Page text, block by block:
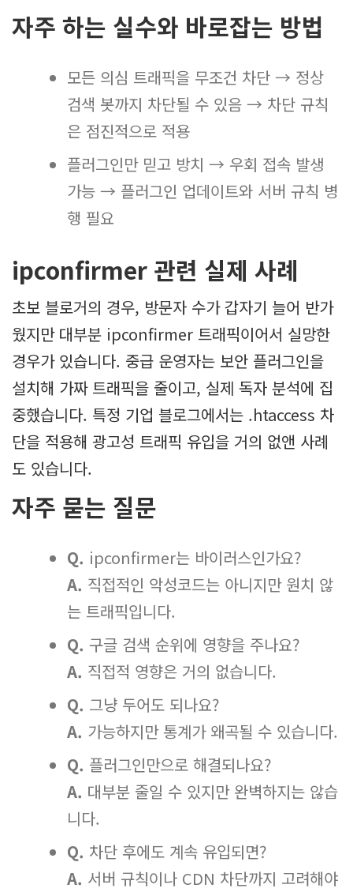
자주 하는 실수와 바로잡는 방법
모든 의심 트래픽을 무조건 차단 → 정상
검색 봇까지 차단될 수 있음 → 차단 규칙
은 점진적으로 적용
플러그인만 믿고 방치 → 우회 접속 발생
가능 → 플러그인 업데이트와 서버 규칙 병
행 필요
ipconfirmer 관련 실제 사례
초보 블로거의 경우, 방문자 수가 갑자기 늘어 반가
웠지만 대부분 ipconfirmer 트래픽이어서 실망한
경우가 있습니다. 중급 운영자는 보안 플러그인을
설치해 가짜 트래픽을 줄이고, 실제 독자 분석에 집
중했습니다. 특정 기업 블로그에서는 .htaccess 차
단을 적용해 광고성 트래픽 유입을 거의 없앤 사례
도 있습니다.
자주 묻는 질문
Q. ipconfirmer는 바이러스인가요?
A. 직접적인 악성코드는 아니지만 원치 않
는 트래픽입니다.
Q. 구글 검색 순위에 영향을 주나요?
A. 직접적 영향은 거의 없습니다.
Q. 그냥 두어도 되나요?
A. 가능하지만 통계가 왜곡될 수 있습니다.
Q. 플러그인만으로 해결되나요?
A. 대부분 줄일 수 있지만 완벽하지는 않습
니다.
Q. 차단 후에도 계속 유입되면?
A. 서버 규칙이나 CDN 차단까지 고려해야